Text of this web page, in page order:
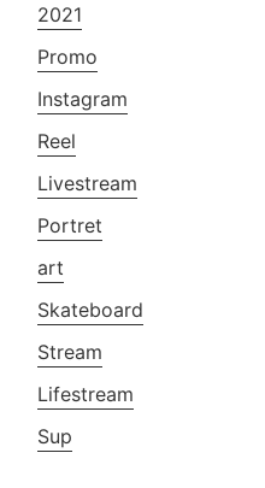
2021
Promo
Instagram
Reel
Livestream
Portret
art
Skateboard
Stream
Lifestream
Sup